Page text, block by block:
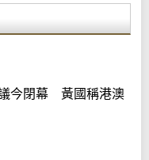
今閉幕 黃國稱港澳